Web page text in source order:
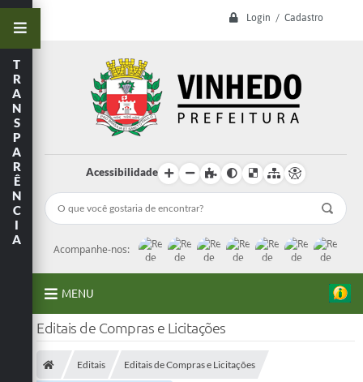
Login / Cadastro
Acessibilidade
Acompanhe-nos:
MENU
A Prefeitura
Secretarias
T
R
A
N
S
P
A
R
Ê
N
C
I
A
Editais de Compras e Licitações
Editais Editais de Compras e Licitações